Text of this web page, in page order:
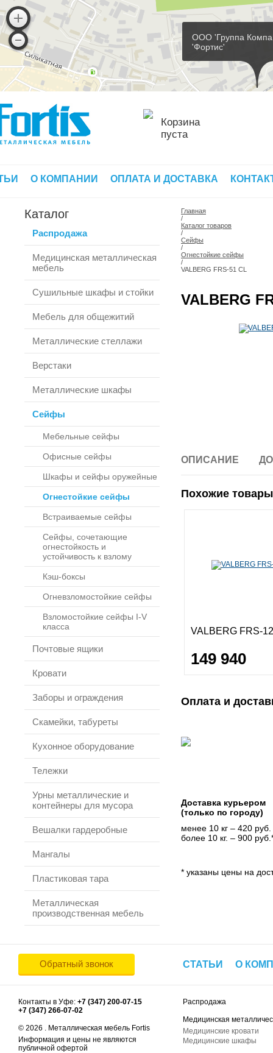
ООО 'Группа
'Фортис'
Корзина
пуста
О КОМПАНИИ ОПЛАТА И ДОСТАВКА
Каталог
Распродажа
Медицинская металлическая
мебель
Сушильные шкафы и стойки
Мебель для общежитий
Металлические стеллажи
Верстаки
Металлические шкафы
Сейфы
Мебельные сейфы
Офисные сейфы
Шкафы и сейфы оружейные
Огнестойкие сейфы
Встраиваемые сейфы
Сейфы, сочетающие
огнестойкость и
устойчивость к взлому
Кэш-боксы
Огневзломостойкие сейфы
Взломостойкие сейфы I-V
класса
Почтовые ящики
Кровати
Заборы и ограждения
Скамейки, табуреты
Кухонное оборудование
Тележки
Урны металлические и
контейнеры для мусора
Вешалки гардеробные
Мангалы
Пластиковая тара
Металлическая
производственная мебель
Главная
/
Каталог товаров
/
Сейфы
/
Огнестойкие сейфы
/
VALBERG FRS-51 CL
VALBERG
ОПИСАНИЕ
Похожие
VALBERG FRS-
149 940
Оплата и
Доставка курьером
(только по городу)
менее 10 кг – 420 руб.
более 10 кг. – 900
* указаны цены на
Обратный звонок СТАТЬИ О
Контакты в Уфе: +7 (347) 200-07-15
+7 (347) 266-07-02
© 2026 . Металлическая мебель Fortis
Информация и цены не являются
публичной офертой
Распродажа
Медицинская
Медицинские кровати
Медицинские шкафы